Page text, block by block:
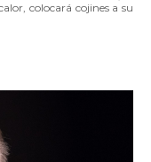
colocará cojines a su